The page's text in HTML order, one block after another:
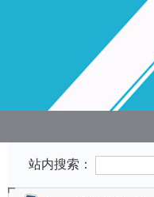
站内搜索：